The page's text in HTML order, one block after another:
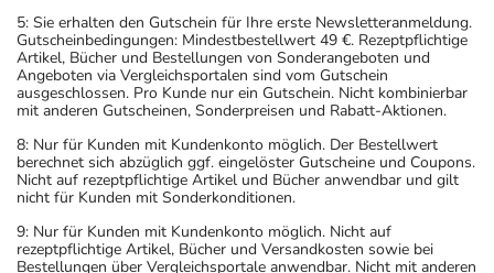
5: Sie erhalten den Gutschein für Ihre erste Newsletteranmeldung.
Gutscheinbedingungen: Mindestbestellwert 49 €. Rezeptpflichtige
Artikel, Bücher und Bestellungen von Sonderangeboten und
Angeboten via Vergleichsportalen sind vom Gutschein
ausgeschlossen. Pro Kunde nur ein Gutschein. Nicht kombinierbar
mit anderen Gutscheinen, Sonderpreisen und Rabatt-Aktionen.
8: Nur für Kunden mit Kundenkonto möglich. Der Bestellwert
berechnet sich abzüglich ggf. eingelöster Gutscheine und Coupons.
Nicht auf rezeptpflichtige Artikel und Bücher anwendbar und gilt
nicht für Kunden mit Sonderkonditionen.
9: Nur für Kunden mit Kundenkonto möglich. Nicht auf
rezeptpflichtige Artikel, Bücher und Versandkosten sowie bei
Bestellungen über Vergleichsportale anwendbar. Nicht mit anderen